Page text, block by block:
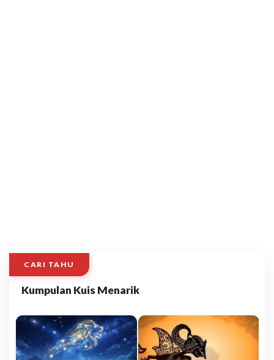
CARI TAHU
Kumpulan Kuis Menarik